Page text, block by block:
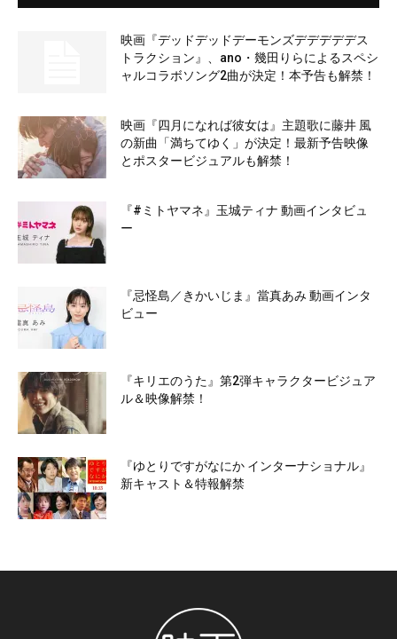
映画『デッドデッドデーモンズデデデデデス
トラクション』、ano・幾田りらによるスペシ
ャルコラボソング2曲が決定！本予告も解禁！
映画『四月になれば彼女は』主題歌に藤井 風
の新曲「満ちてゆく」が決定！最新予告映像
とポスタービジュアルも解禁！
『#ミトヤマネ』玉城ティナ 動画インタビュ
ー
『忌怪島／きかいじま』當真あみ 動画インタ
ビュー
『キリエのうた』第2弾キャラクタービジュア
ル＆映像解禁！
『ゆとりですがなにか インターナショナル』
新キャスト＆特報解禁